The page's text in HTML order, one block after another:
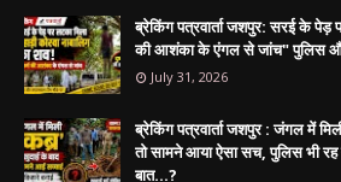
ब्रेकिंग पत्रवार्ता जशपुर: सरई के पेड़
की आशंका के एंगल से जांच" पुलिस
July 31, 2026
ब्रेकिंग पत्रवार्ता जशपुर : जंगल में
तो सामने आया ऐसा सच, पुलिस भी
बात...?